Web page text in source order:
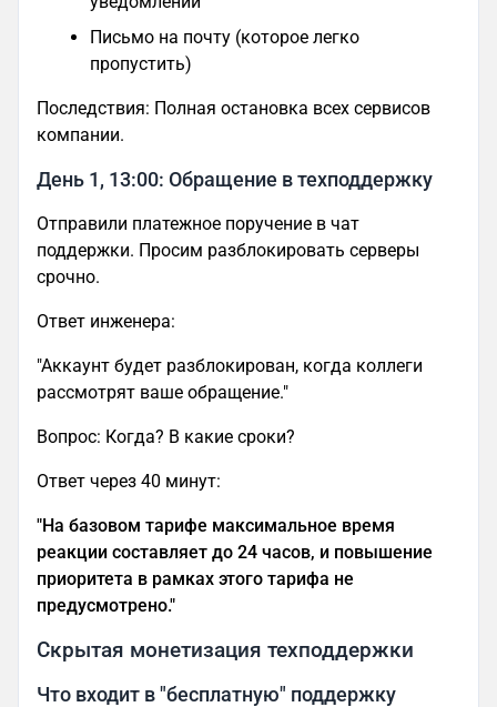
Письмо на почту (которое легко
пропустить)
Последствия: Полная остановка всех сервисов
компании.
День 1, 13:00: Обращение в техподдержку
Отправили платежное поручение в чат
поддержки. Просим разблокировать серверы
срочно.
Ответ инженера:
"Аккаунт будет разблокирован, когда коллеги
рассмотрят ваше обращение."
Вопрос: Когда? В какие сроки?
Ответ через 40 минут:
"На базовом тарифе максимальное время
реакции составляет до 24 часов, и повышение
приоритета в рамках этого тарифа не
предусмотрено."
Скрытая монетизация техподдержки
Что входит в "бесплатную" поддержку